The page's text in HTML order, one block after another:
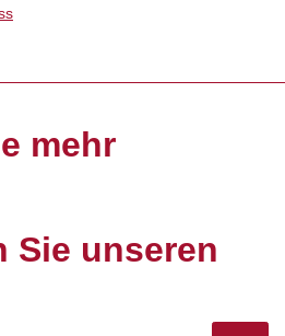
mehr
Sie unseren